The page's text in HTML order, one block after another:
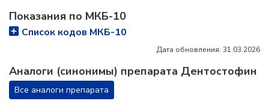
Показания по МКБ-10
Список кодов МКБ-10
Дата обновления: 31.03.2026
Аналоги (синонимы) препарата Дентостофин
Все аналоги препарата